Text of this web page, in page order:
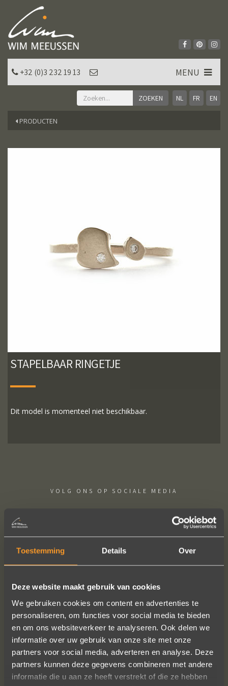
Toestemming Details Over
Deze website maakt gebruik van cookies
We gebruiken cookies om content en advertenties te
personaliseren, om functies voor social media te bieden
en om ons websiteverkeer te analyseren. Ook delen we
informatie over uw gebruik van onze site met onze
partners voor social media, adverteren en analyse. Deze
partners kunnen deze gegevens combineren met andere
informatie die u aan ze heeft verstrekt of die ze hebben
NL FR EN
+32 (0)3 232 19 13 MENU
PRODUCTEN
STAPELBAAR RINGETJE
Dit model is momenteel niet beschikbaar.
VOLG ONS OP SOCIALE MEDIA
Wat een prachtige ervaring ! Heel
warm onthaal, verzorgde service,
punctueel in het uitvoeren van de
bestelling, permanent contact per
email tot het versturen van van de
ringen (we wonen in het buitenland).
Alles tip top en dat mag hoog en
duidelijk gezegd worden.